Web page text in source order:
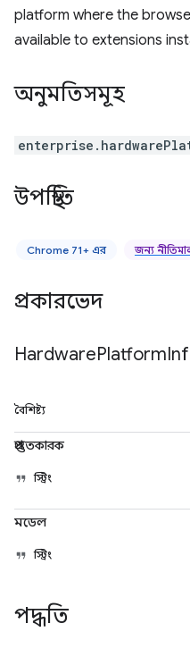
platform where the
available to extensions
অনুমতিসমূহ
উপস্থিতি
Chrome 71+ এর জন্য
প্রকারভেদ
HardwarePlatform
বৈশিষ্ট্য
প্রস্তুতকারক
স্ট্রিং
মডেল
স্ট্রিং
পদ্ধতি